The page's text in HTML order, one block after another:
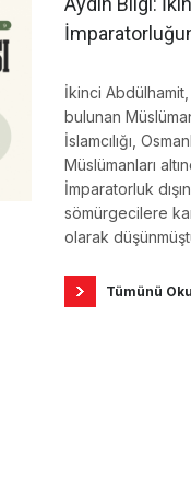
yönelmiş ve
sınırları
altında
olarak
İkinci
bulunan
İslamcılığı,
Müslümanları
İmparatorluk
sömürgecilere
olarak
Tümünü Oku